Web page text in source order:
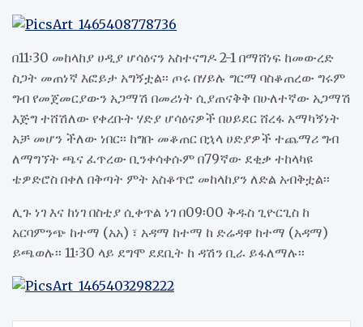
በ11፡30 መከላከያ ሀዲያ ሆሳዕናን አስተናግዶ 2-1 በማሸነፍ ከመውረድ
ስጋት መጠነኛ እፎይታ አግኝቷል፡፡ ጦሩ በሃይሉ ግርማ ባስቆጠረው ግሩም
ግብ የመጀመርያውን አጋማሽ በመሪነት ሲያጠናቅቅ በሁለተኛው አጋማሽ
እጅግ ተሸሽለው የቀረቡት ሃድያ ሆሳዕናዎች በሀይደር ሸረፋ አማካኝነት
አቻ መሆን ችለው ነበር፡፡ ከግቡ መቆጠር በኋላ ሀድያዎች ተጨማሪ ግብ
ለማግኘት ጫና ፈጥረው ቢንቀሳቀሱም በ79ኛው ደቂቃ ተከላካዩ
ቴዎድሮስ በቀለ በቅጣት ምት አስቆጥሮ መከላከያን ለድል አብቅቷል፡፡
ሊጉ ነገ እና ከነገ በስቲያ ሲቀጥል ነገ በ09፡00 ቅዱስ ጊዮርጊስ ከ
አርባምንጭ ከተማ (አአ) ፣ አዳማ ከተማ ከ ድሬዳዋ ከተማ (አዳማ)
ይጫወሉ፡፡ 11፡30 ላይ ደግሞ ደደቢት ከ ዳሽን ቢራ ይፋለማሉ፡፡